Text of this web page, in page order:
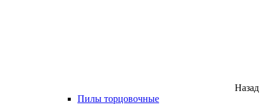
Назад
Пилы торцовочные